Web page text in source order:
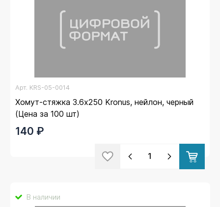
Арт. KRS-05-0014
Хомут-стяжка 3.6х250 Kronus, нейлон, черный
(Цена за 100 шт)
140 ₽
В наличии